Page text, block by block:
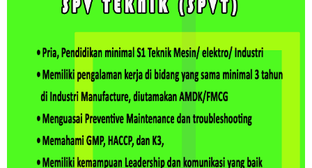
Loker Sleman Gaji hingga 6 Juta di Bluesky Communication
Loker Driver Operasional, Ilustrator di CV Dipo Mulyo
Loker Solo Raya di PT Digizecal Vita Guna Posisi Project
Loker Helper Toko, Driver, Operator Forklift, dll di Toko
Farmosa Group di Solo Raya Hiring Professional